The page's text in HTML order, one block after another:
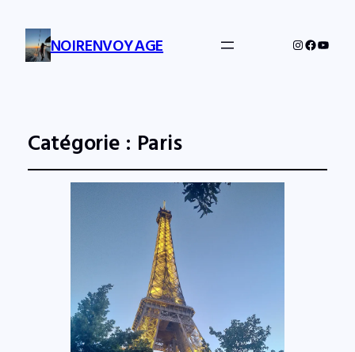
NOIRENVOYAGE Instagram
Catégorie : Paris